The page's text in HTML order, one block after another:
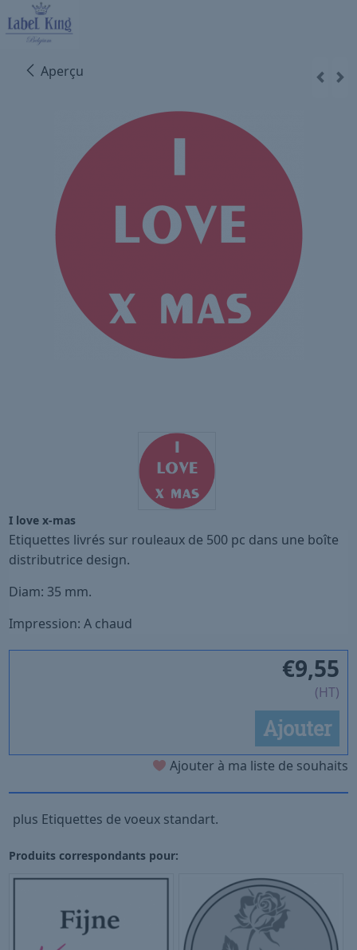
Aperçu
I love x-mas
Etiquettes livrés sur rouleaux de 500 pc dans une boîte
distributrice design.
Diam: 35 mm.
Impression: A chaud
€9,55
(HT)
Ajouter
Ajouter à ma liste de souhaits
plus Etiquettes de voeux standart.
Produits correspondants pour: